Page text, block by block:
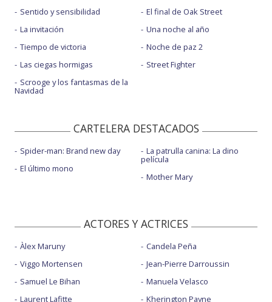
Sentido y sensibilidad
La invitación
Tiempo de victoria
Las ciegas hormigas
Scrooge y los fantasmas de la
Navidad
El final de Oak Street
Una noche al año
Noche de paz 2
Street Fighter
CARTELERA DESTACADOS
Spider-man: Brand new day
El último mono
La patrulla canina: La dino
película
Mother Mary
ACTORES Y ACTRICES
Àlex Maruny
Viggo Mortensen
Samuel Le Bihan
Laurent Lafitte
Candela Peña
Jean-Pierre Darroussin
Manuela Velasco
Kherington Payne